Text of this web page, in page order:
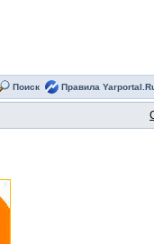
Поиск Правила